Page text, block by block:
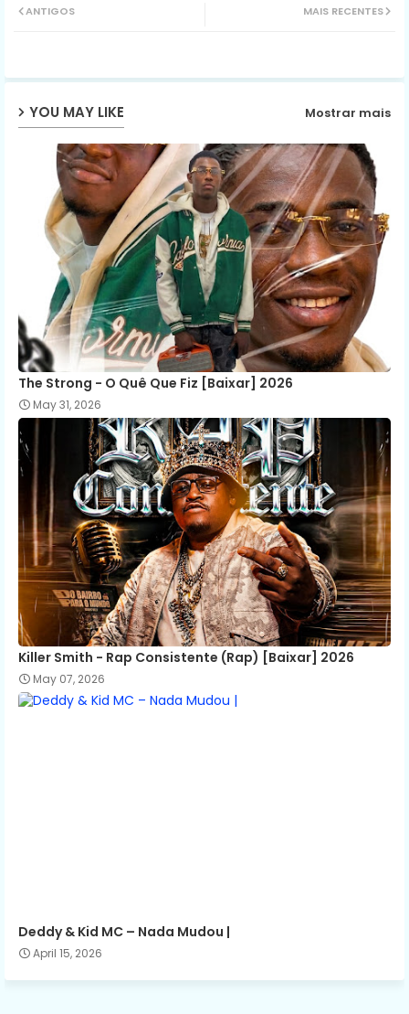
ap
MAIS RECENTES
ANTIGOS
YOU MAY LIKE Mostrar mais
The Strong - O Quê Que Fiz [Baixar] 2026
May 31, 2026
Killer Smith - Rap Consistente (Rap) [Baixar] 2026
May 07, 2026
Deddy & Kid MC – Nada Mudou |
April 15, 2026